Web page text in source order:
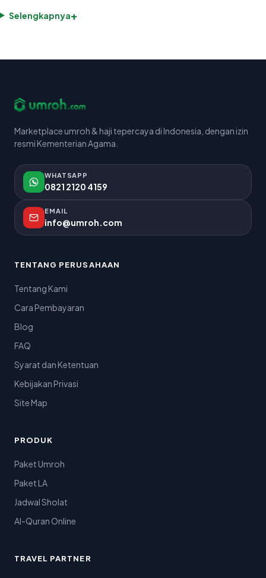
Selengkapnya+
Marketplace umroh & haji tepercaya di Indonesia, dengan izin
resmi Kementerian Agama.
WHATSAPP
0821 2120 4159
EMAIL
info@umroh.com
TENTANG PERUSAHAAN
Tentang Kami
Cara Pembayaran
Blog
FAQ
Syarat dan Ketentuan
Kebijakan Privasi
Site Map
PRODUK
Paket Umroh
Paket LA
Jadwal Sholat
Al-Quran Online
TRAVEL PARTNER